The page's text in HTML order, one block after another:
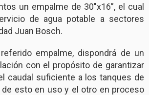
un empalme de 30″x16”, el cual
de agua potable a sectores
Juan Bosch.
empalme, dispondrá de un
con el propósito de garantizar
caudal suficiente a los tanques de
de esto en uso y el otro en proceso